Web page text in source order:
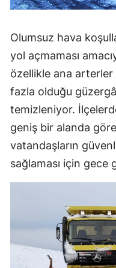
Olumsuz hava
yol açmaması
özellikle ana
fazla olduğu
temizleniyor.
geniş bir alanda
vatandaşların
sağlaması için gece